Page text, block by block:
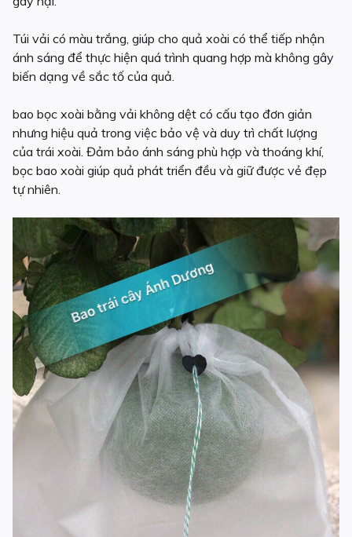
Túi vải có màu trắng, giúp cho quả xoài có thể tiếp nhận
ánh sáng để thực hiện quá trình quang hợp mà không gây
biến dạng về sắc tố của quả.
bao bọc xoài bằng vải không dệt có cấu tạo đơn giản
nhưng hiệu quả trong việc bảo vệ và duy trì chất lượng
của trái xoài. Đảm bảo ánh sáng phù hợp và thoáng khí,
bọc bao xoài giúp quả phát triển đều và giữ được vẻ đẹp
tự nhiên.